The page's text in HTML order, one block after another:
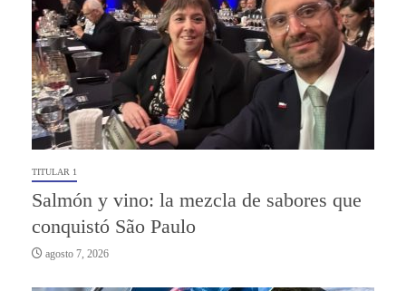
TITULAR 1
Salmón y vino: la mezcla de sabores que
conquistó São Paulo
agosto 7, 2026